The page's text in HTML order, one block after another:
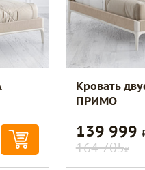
Кровать
ПРИМО
139 999
164 705Р